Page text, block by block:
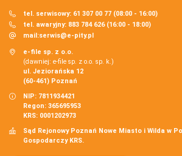
tel. serwisowy: 61 307 00 77 (08:00 - 16:00)
tel. awaryjny: 883 784 626 (16:00 - 18:00)
mail:serwis@e-pity.pl
e-file sp. z o.o.
(dawniej: e-file sp. z o.o. sp. k.)
ul. Jeziorańska 12
(60-461) Poznań
NIP: 7811934421
Regon: 365695953
KRS: 0001202973
Sąd Rejonowy Poznań Nowe Miasto i Wilda w
Gospodarczy KRS.